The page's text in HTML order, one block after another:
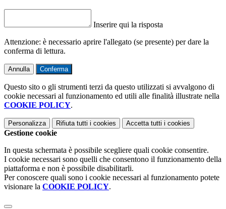
Inserire qui la risposta
Attenzione: è necessario aprire l'allegato (se presente) per dare la
conferma di lettura.
Annulla Conferma
Questo sito o gli strumenti terzi da questo utilizzati si avvalgono di
cookie necessari al funzionamento ed utili alle finalità illustrate nella
COOKIE POLICY.
Personalizza Rifiuta tutti i cookies Accetta tutti i cookies
Gestione cookie
In questa schermata è possibile scegliere quali cookie consentire.
I cookie necessari sono quelli che consentono il funzionamento della
piattaforma e non è possibile disabilitarli.
Per conoscere quali sono i cookie necessari al funzionamento potete
visionare la COOKIE POLICY.